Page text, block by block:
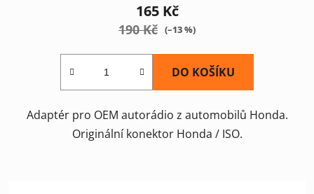
165 Kč
190 Kč (–13 %)
DO KOŠÍKU
Adaptér pro OEM autorádio z automobilů Honda.
Originální konektor Honda / ISO.